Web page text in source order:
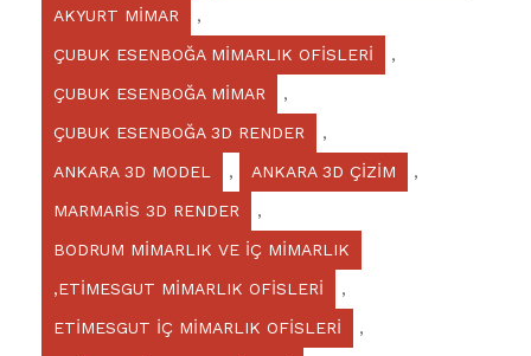
AKYURT MİMAR ,
ÇUBUK ESENBOĞA MİMARLIK OFİSLERİ ,
ÇUBUK ESENBOĞA MİMAR ,
ÇUBUK ESENBOĞA 3D RENDER ,
ANKARA 3D MODEL , ANKARA 3D ÇİZİM ,
MARMARİS 3D RENDER ,
BODRUM MİMARLIK VE İÇ MİMARLIK
,ETİMESGUT MİMARLIK OFİSLERİ ,
ETİMESGUT İÇ MİMARLIK OFİSLERİ ,